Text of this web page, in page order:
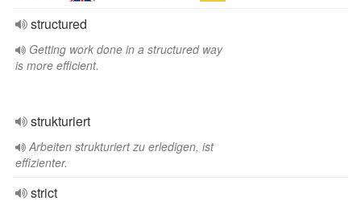
structured
Getting work done in a structured way
is more efficient.
strukturiert
Arbeiten strukturiert zu erledigen, ist
effizienter.
strict